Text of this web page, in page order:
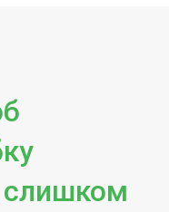
слишком